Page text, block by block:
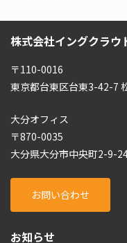
株式会社イングクラウ
〒110-0016
東京都台東区台東3-42-7
大分オフィス
〒870-0035
大分県大分市中央町2-9-
お問い合わせ
お知らせ